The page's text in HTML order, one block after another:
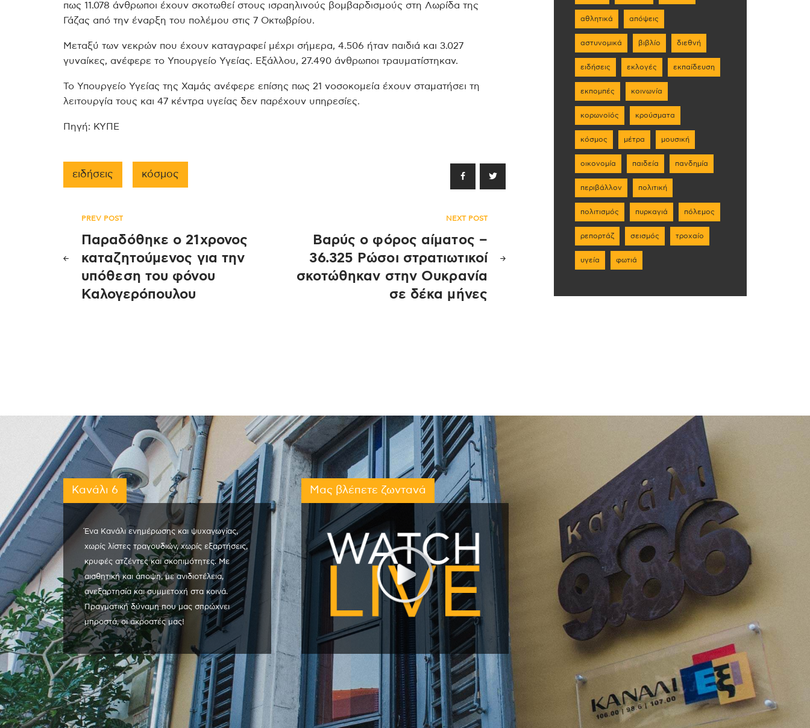
πως 11.078 άνθρωποι έχουν σκοτωθεί στους ισραηλινούς βομβαρδισμούς στη Λωρίδα της
Γάζας από την έναρξη του πολέμου στις 7 Οκτωβρίου.
Μεταξύ των νεκρών που έχουν καταγραφεί μέχρι σήμερα, 4.506 ήταν παιδιά και 3.027
γυναίκες, ανέφερε το Υπουργείο Υγείας. Εξάλλου, 27.490 άνθρωποι τραυματίστηκαν.
Το Υπουργείο Υγείας της Χαμάς ανέφερε επίσης πως 21 νοσοκομεία έχουν σταματήσει τη
λειτουργία τους και 47 κέντρα υγείας δεν παρέχουν υπηρεσίες.
Πηγή: ΚΥΠΕ
ειδήσεις κόσμος
Πλοήγηση
άρθρων
PREV POST
Παραδόθηκε ο 21χρονος
καταζητούμενος για την
υπόθεση του φόνου
Καλογερόπουλου
NEXT POST
Βαρύς ο φόρος αίματος –
36.325 Ρώσοι στρατιωτικοί
σκοτώθηκαν στην Ουκρανία
σε δέκα μήνες
αθλητικά απόψεις
αστυνομικά βιβλίο διεθνή
ειδήσεις εκλογές εκπαίδευση
εκπομπές κοινωνία
κορωνοϊός κρούσματα
κόσμος μέτρα μουσική
οικονομία παιδεία πανδημία
περιβάλλον πολιτική
πολιτισμός πυρκαγιά πόλεμος
ρεπορτάζ σεισμός τροχαίο
υγεία φωτιά
Κανάλι 6
Ένα Κανάλι ενημέρωσης και ψυχαγωγίας,
χωρίς λίστες τραγουδιών, χωρίς εξαρτήσεις,
κρυφές ατζέντες και σκοπιμότητες. Με
αισθητική και άποψη, με ανιδιοτέλεια,
ανεξαρτησία και συμμετοχή στα κοινά.
Πραγματική δύναμη που μας σπρώχνει
μπροστά, οι ακροατές μας!
Μας βλέπετε ζωντανά